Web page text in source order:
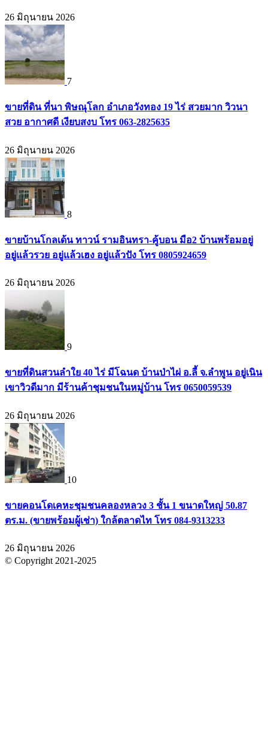
26 มิถุนายน 2026
7
ขายที่ดิน ที่นา พิษณุโลก อำเภอวังทอง 19 ไร่ สวยมาก วิวนา
สวย อากาศดี เงียบสงบ โทร 063-2825635
26 มิถุนายน 2026
8
ขายบ้านโกลเด้น ทาวน์ รามอินทรา-คู้บอน มือ2 บ้านพร้อมอยู่
อยู่แล้วรวย อยู่แล้วเฮง อยู่แล้วปัง โทร 0805924659
26 มิถุนายน 2026
9
ขายที่ดินสวนลำใย 40 ไร่ มีโฉนด บ้านป่าไผ่ อ.ลี้ จ.ลำพูน อยู่เนิน
เขาวิวดีมาก มีร้านค้าชุมชนในหมู่บ้าน โทร 0650059539
26 มิถุนายน 2026
10
ขายคอนโดเคหะชุมชนคลองหลวง 3 ชั้น 1 ขนาดใหญ่ 50.87
ตร.ม. (ขายพร้อมผู้เช่า) ใกล้ตลาดไท โทร 084-9313233
26 มิถุนายน 2026
© Copyright 2021-2025